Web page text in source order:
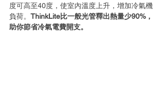
度可高至40度，使室內溫度上升，增加冷氣機
負荷。 ThinkLite比一般光管釋出熱量少90%，
助你節省冷氣電費開支。